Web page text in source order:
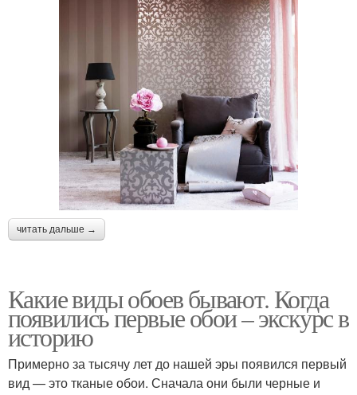
читать дальше →
Какие виды обоев бывают. Когда
появились первые обои – экскурс в
историю
Примерно за тысячу лет до нашей эры появился первый
вид — это тканые обои. Сначала они были черные и